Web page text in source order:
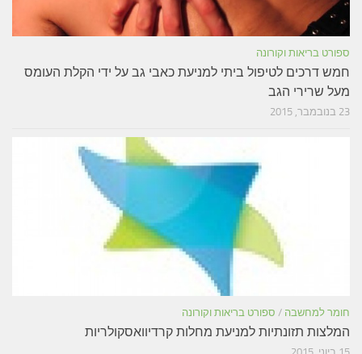
ספורט בריאות וקורונה
חמש דרכים לטיפול ביתי למניעת כאבי גב על ידי הקלת העומס
מעל שרירי הגב
23 בנובמבר, 2015
חומר למחשבה / ספורט בריאות וקורונה
המלצות תזונתיות למניעת מחלות קרדיוואסקולריות
15 ביוני, 2015